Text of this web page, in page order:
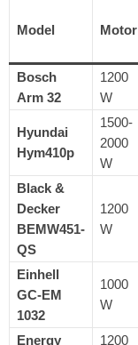
Model Motor
Bosch
Arm 32
1200
W
Hyundai
Hym410p
1500-
2000
W
Black &
Decker
BEMW451-
QS
1200
W
Einhell
GC-EM
1032
1000
W
Energy 1200